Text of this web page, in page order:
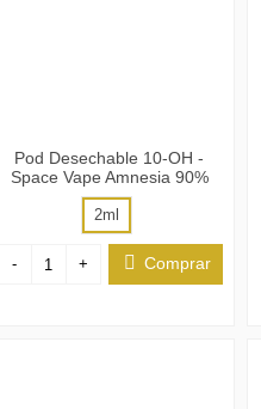
Pod Desechable 10-OH -
Space Vape Amnesia 90%
2ml
- + Comprar